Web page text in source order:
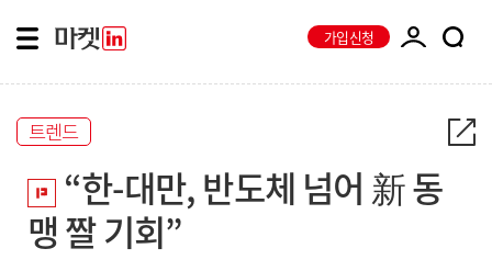
가입신청
트렌드
“한-대만, 반도체 넘어 新 동
맹 짤 기회”